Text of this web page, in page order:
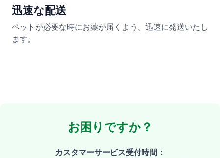
迅速な配送
ペットが必要な時にお薬が届くよう、迅速に発送いたし
ます。
お困りですか？
カスタマーサービス受付時間：